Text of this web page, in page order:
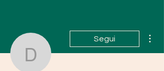
Da Pagine Vegan
Segui